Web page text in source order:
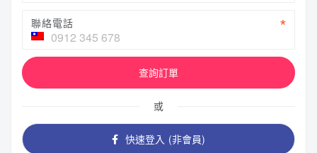
聯絡電話
查詢訂單
或
快速登入 (非會員)